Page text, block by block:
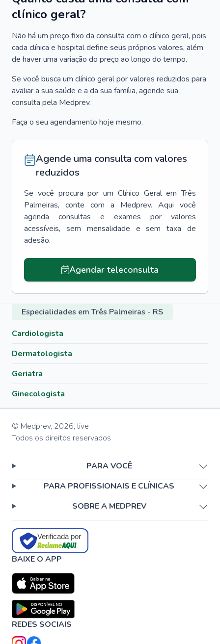
clínico geral?
Não há um preço fixo da consulta com o clínico geral, pois
cada clínica e hospital define seus próprios valores, além
de haver uma variação do preço ao longo do tempo.
Se você busca um clínico geral por valores reduzidos para
avaliar a sua saúde e a da sua família, agende sua
consulta pela Medprev.
Faça o seu agendamento hoje mesmo.
Agende uma consulta com valores
reduzidos
Se você procura por um Clínico Geral em Três
Palmeiras, conte com a Medprev. Aqui você
agenda consultas e exames por valores
acessíveis, sem mensalidade e sem taxa de
adesão.
Agendar teleconsulta
Especialidades em Três Palmeiras - RS
Cardiologista
Dermatologista
Geriatra
Ginecologista
© Medprev, 2026, live
Todos os direitos reservados
PARA VOCÊ
PARA PROFISSIONAIS E CLÍNICAS
SOBRE A MEDPREV
Verificada por
BAIXE O APP
REDES SOCIAIS